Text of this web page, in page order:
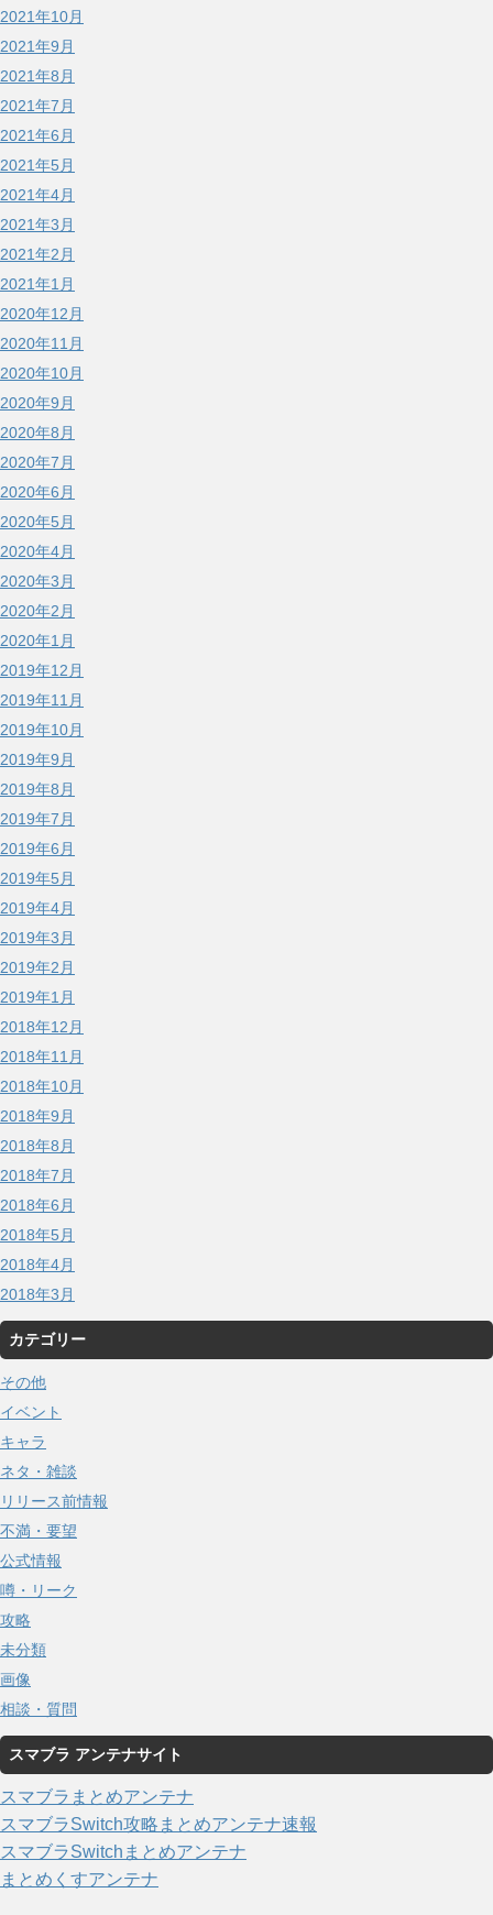
2021年10月
2021年9月
2021年8月
2021年7月
2021年6月
2021年5月
2021年4月
2021年3月
2021年2月
2021年1月
2020年12月
2020年11月
2020年10月
2020年9月
2020年8月
2020年7月
2020年6月
2020年5月
2020年4月
2020年3月
2020年2月
2020年1月
2019年12月
2019年11月
2019年10月
2019年9月
2019年8月
2019年7月
2019年6月
2019年5月
2019年4月
2019年3月
2019年2月
2019年1月
2018年12月
2018年11月
2018年10月
2018年9月
2018年8月
2018年7月
2018年6月
2018年5月
2018年4月
2018年3月
カテゴリー
その他
イベント
キャラ
ネタ・雑談
リリース前情報
不満・要望
公式情報
噂・リーク
攻略
未分類
画像
相談・質問
スマブラ アンテナサイト
スマブラまとめアンテナ
スマブラSwitch攻略まとめアンテナ速報
スマブラSwitchまとめアンテナ
まとめくすアンテナ